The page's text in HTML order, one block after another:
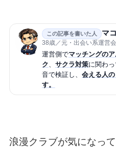
この記事を書いた人 マ
38歳／元・出会い系運営会
運営側でマッチングの
ク、 サクラ対策に関わ
音で検証し、 会える人
す。
浪漫クラブが気になっ